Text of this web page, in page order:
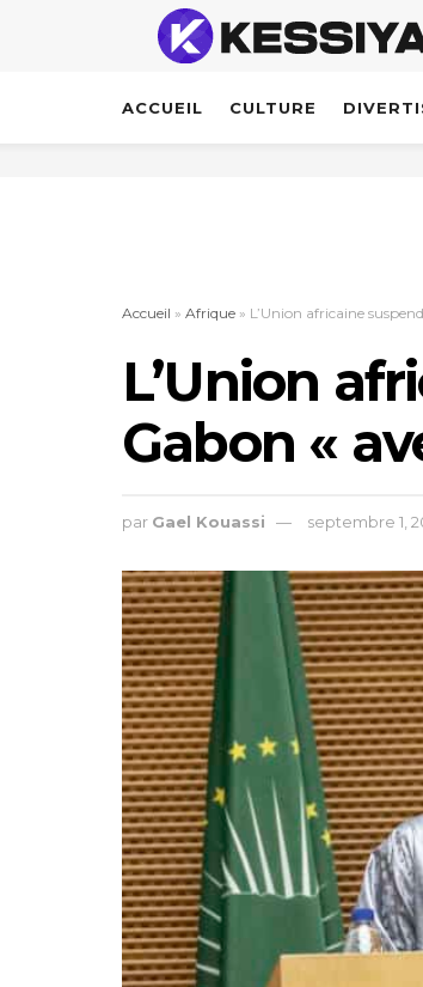
ACCUEIL CULTURE
Accueil » Afrique » L’Union africaine
L’Union
Gabon «
par Gael Kouassi septembre 1,